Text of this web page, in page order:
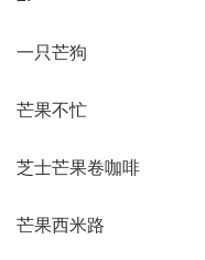
一只芒狗
芒果不忙
芝士芒果卷咖啡
芒果西米路